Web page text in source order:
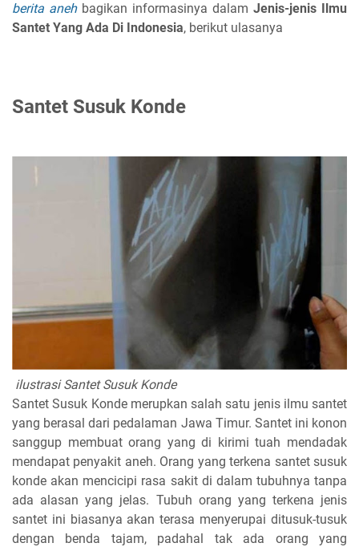
berita anehbagikan informasinya dalam Jenis-jenis Ilmu
Santet Yang Ada Di Indonesia, berikut ulasanya
Santet Susuk Konde
ilustrasi Santet Susuk Konde
Santet Susuk Konde merupkan salah satu jenis ilmu santet
yang berasal dari pedalaman Jawa Timur. Santet ini konon
sanggup membuat orang yang di kirimi tuah mendadak
mendapat penyakit aneh. Orang yang terkena santet susuk
konde akan mencicipi rasa sakit di dalam tubuhnya tanpa
ada alasan yang jelas. Tubuh orang yang terkena jenis
santet ini biasanya akan terasa menyerupai ditusuk-tusuk
dengan benda tajam, padahal tak ada orang yang